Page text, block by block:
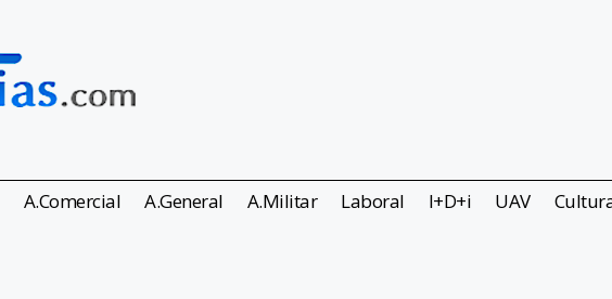
A.Comercial A.General A.Militar Laboral I+D+i UAV